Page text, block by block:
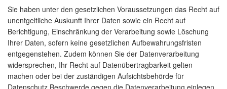
Sie haben unter den gesetzlichen Voraussetzungen das Recht auf
unentgeltliche Auskunft Ihrer Daten sowie ein Recht auf
Berichtigung, Einschränkung der Verarbeitung sowie Löschung
Ihrer Daten, sofern keine gesetzlichen Aufbewahrungsfristen
entgegenstehen. Zudem können Sie der Datenverarbeitung
widersprechen, Ihr Recht auf Datenübertragbarkeit gelten
machen oder bei der zuständigen Aufsichtsbehörde für
Datenschutz Beschwerde gegen die Datenverarbeitung einlegen.